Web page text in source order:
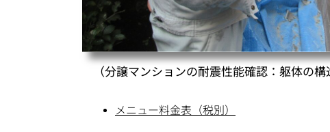
（分譲マンションの耐震性能確認：躯体の構
メニュー料金表（税別）